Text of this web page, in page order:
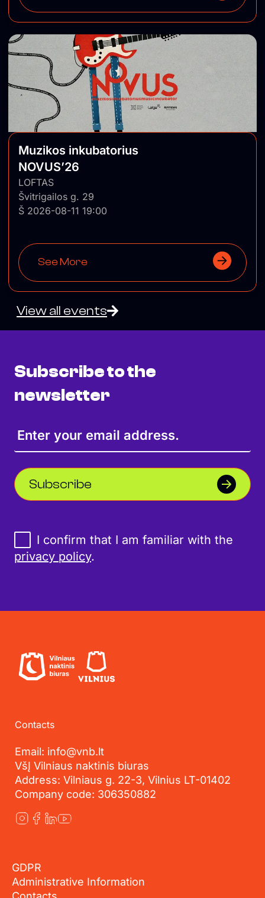
Muzikos inkubatorius
NOVUS’26
LOFTAS
Švitrigailos g. 29
Š 2026-08-11 19:00
See More
View all events
Subscribe to the
newsletter
Subscribe
I confirm that I am familiar with the
privacy policy.
Contacts
Email: info@vnb.lt
VšĮ Vilniaus naktinis biuras
Address: Vilniaus g. 22-3, Vilnius LT-01402
Company code: 306350882
GDPR
Administrative Information